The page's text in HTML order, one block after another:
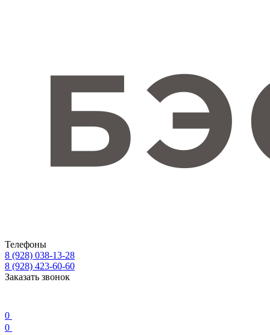
Телефоны
8 (928) 038-13-28
8 (928) 423-60-60
Заказать звонок
0
0